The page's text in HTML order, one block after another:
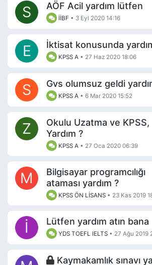
S AÖF Acil yardım lütfen
İİBF • 3 Eyl 2020 14:16
E İktisat konusunda
KPSS A • 27 Haz 2020 18:06
S Gvs olumsuz geldi
KPSS A •6 Mar 2020 15:52
Z
Okulu Uzatma ve KPSS,
Yardım ?
KPSS A • 27 Oca 2020 06:39
M
Bilgisayar programcılığı
ataması yardım ?
KPSS ÖN LİSANS • 23 Kas 2019
İ Lütfen yardım atın bana
YDS TOEFL IELTS • 27 Ağu 2019
Kaymakamlık sınavı